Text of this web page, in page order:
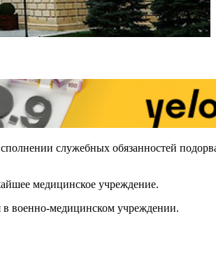
служебных обязанностей
медицинское учреждение.
в военно-медицинском учреждении.